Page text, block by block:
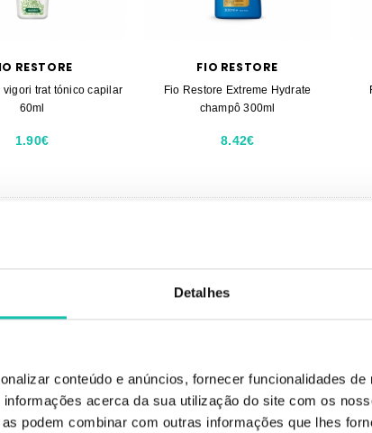
Detalhes
conteúdo e anúncios, fornecer funcionalidades
informações acerca da sua utilização do site com os
podem combinar com outras informações que lhes
RESTORE
vigori trat tónico capilar
60ml
1.90€
FIO RESTORE
Fio Restore Extreme Hydrate
champô 300ml
8.42€